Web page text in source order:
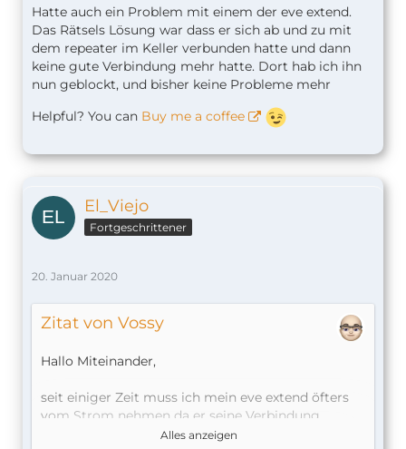
Hatte auch ein Problem mit einem der eve extend.
Das Rätsels Lösung war dass er sich ab und zu mit
dem repeater im Keller verbunden hatte und dann
keine gute Verbindung mehr hatte. Dort hab ich ihn
nun geblockt, und bisher keine Probleme mehr
Helpful? You can Buy me a coffee
El_Viejo
Fortgeschrittener
20. Januar 2020
Zitat von Vossy
Hallo Miteinander,
seit einiger Zeit muss ich mein eve extend öfters
vom Strom nehmen da er seine Verbindung
verloren hat, denke mal das er sich aufgehangen
Alles anzeigen